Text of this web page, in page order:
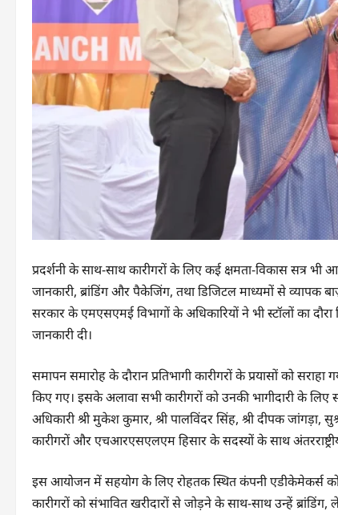
प्रदर्शनी के साथ-साथ कारीगरों के लिए कई क्षमता-विकास सत्र
जानकारी, ब्रांडिंग और पैकेजिंग, तथा डिजिटल माध्यमों से व्यापक
सरकार के एमएसएमई विभागों के अधिकारियों ने भी स्टॉलों का
जानकारी दी।
समापन समारोह के दौरान प्रतिभागी कारीगरों के प्रयासों को सराहा
किए गए। इसके अलावा सभी कारीगरों को उनकी भागीदारी के
अधिकारी श्री मुकेश कुमार, श्री पालविंदर सिंह, श्री दीपक जांगड़ा,
कारीगरों और एचआरएसएलएम हिसार के सदस्यों के साथ
इस आयोजन में सहयोग के लिए रोहतक स्थित कंपनी एडीकेमेकर्स
कारीगरों को संभावित खरीदारों से जोड़ने के साथ-साथ उन्हें